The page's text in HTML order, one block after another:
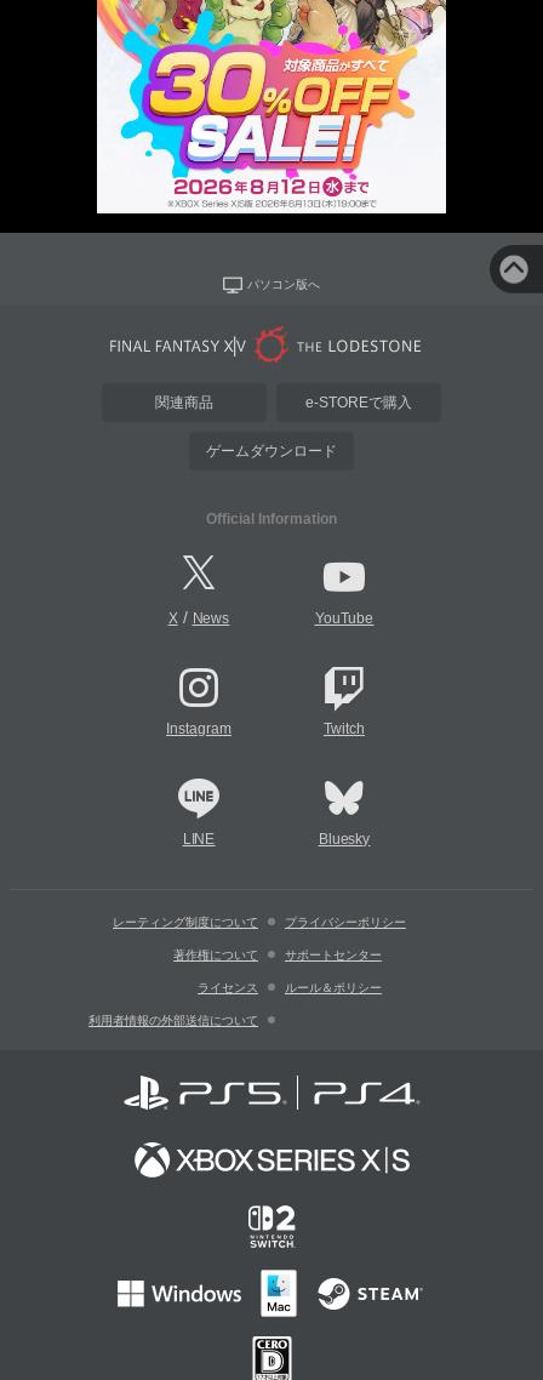
パソコン版へ
関連商品 e-STOREで購入
ゲームダウンロード
Official Information
X/ News YouTube
Instagram Twitch
LINE Bluesky
レーティング制度について プライバシーポリシー
著作権について サポートセンター
ライセンス ルール＆ポリシー
利用者情報の外部送信について